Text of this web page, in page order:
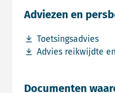
Adviezen en
Toetsingsadvies
Download bestand
Advies reikwijdte
Download bestand
Documenten